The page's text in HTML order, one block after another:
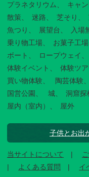
プラネタリウム
キャ
散策
迷路 芝そり
魚つり
展望台 入場
乗り物工場
お菓子工場
ボート
ロープウェイ
体験イベント
体験ツ
買い物体験
陶芸体験
国営公園
城 洞窟探
屋内（室内）
屋外
子供とお出
当サイトについて
よくある質問
イ